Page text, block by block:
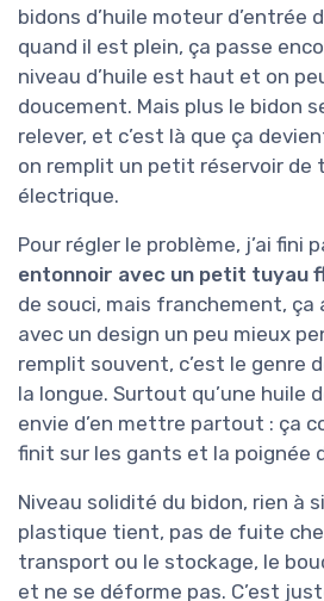
bidons d’huile moteur d’entrée
quand il est plein, ça passe
niveau d’huile est haut et on
doucement. Mais plus le bidon
relever, et c’est là que ça
on remplit un petit réservoir de
électrique.
Pour régler le problème, j’ai fini
entonnoir avec un petit tuyau
de souci, mais franchement,
avec un design un peu mieux
remplit souvent, c’est le genre
la longue. Surtout qu’une huile
envie d’en mettre partout : ça
finit sur les gants et la poignée
Niveau solidité du bidon, rien à
plastique tient, pas de fuite
transport ou le stockage, le
et ne se déforme pas. C’est